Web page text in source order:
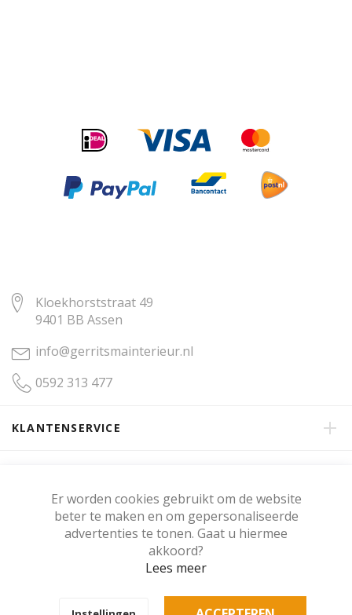
Er worden cookies gebruikt om de website
beter te maken en om gepersonaliseerde
advertenties te tonen. Gaat u hiermee
akkoord?
Lees meer
Kloekhorststraat 49
9401 BB Assen
info@gerritsmainterieur.nl
0592 313 477
KLANTENSERVICE
KLANTENBEOORDELING
Copyright © Gerritsma Interieur.